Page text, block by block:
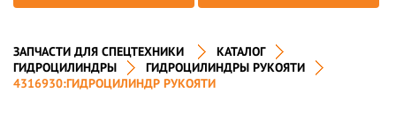
ЗАПЧАСТИ ДЛЯ СПЕЦТЕХНИКИ
КАТАЛОГ
ГИДРОЦИЛИНДРЫ
ГИДРОЦИЛИНДРЫ РУКОЯТИ
4316930:ГИДРОЦИЛИНДР РУКОЯТИ